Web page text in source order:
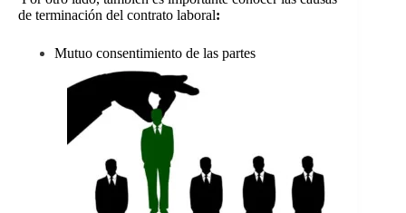
de terminación del contrato laboral:
Mutuo consentimiento de las partes